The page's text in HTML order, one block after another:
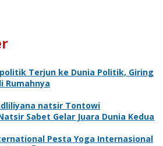
Terjun ke Dunia Politik, Giring
Rumahnya
Tontowi
Sabet Gelar Juara Dunia Kedua
Pesta Yoga Internasional